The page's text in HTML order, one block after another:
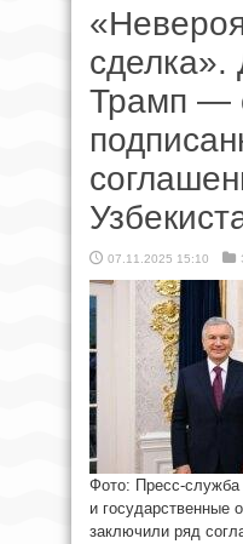
сделка».
Трамп —
07.11.2025 15:10
Фото: Пресс-служба
и государственные
заключили ряд